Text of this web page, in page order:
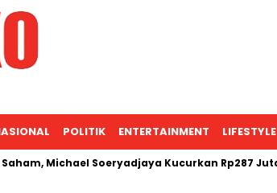
POLITIK ENTERTAINMENT LIFESTYLE
Michael Soeryadjaya Kucurkan Rp287 Juta